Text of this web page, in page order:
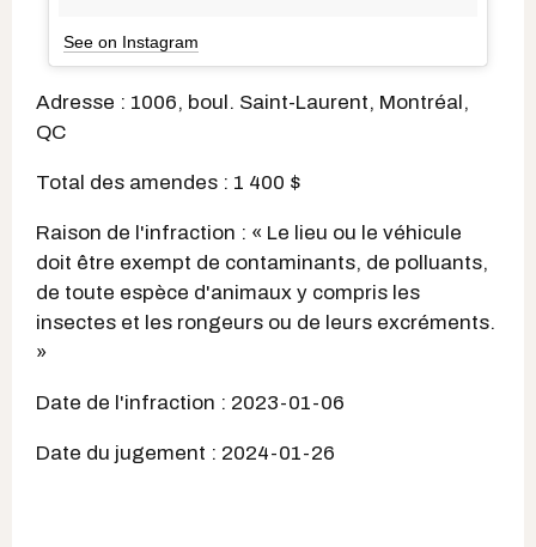
See on Instagram
Adresse : 1006, boul. Saint-Laurent, Montréal,
QC
Total des amendes : 1 400 $
Raison de l'infraction : « Le lieu ou le véhicule
doit être exempt de contaminants, de polluants,
de toute espèce d'animaux y compris les
insectes et les rongeurs ou de leurs excréments.
»
Date de l'infraction : 2023-01-06
Date du jugement : 2024-01-26